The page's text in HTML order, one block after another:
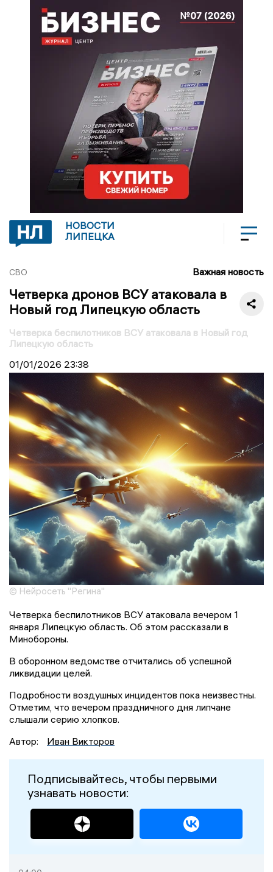
НОВОСТИ
ЛИПЕЦКА
СВО Важная новость
Четверка дронов ВСУ атаковала в
Новый год Липецкую область
Четверка беспилотников ВСУ атаковала в Новый год
Липецкую область
01/01/2026 23:38
© Нейросеть "Регина"
Четверка беспилотников ВСУ атаковала вечером 1
января Липецкую область. Об этом рассказали в
Минобороны.
В оборонном ведомстве отчитались об успешной
ликвидации целей.
Подробности воздушных инцидентов пока неизвестны.
Отметим, что вечером праздничного дня липчане
слышали серию хлопков.
Автор:
Иван Викторов
Подписывайтесь, чтобы первыми
узнавать новости: